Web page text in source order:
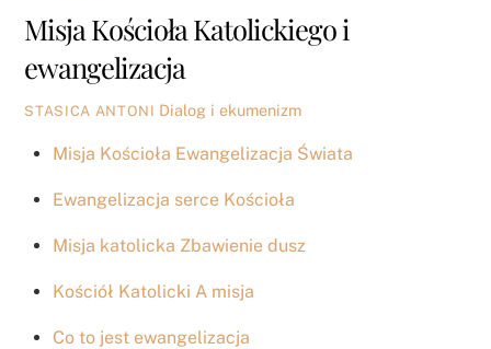
Misja Kościoła Katolickiego i
ewangelizacja
STASICA ANTONI Dialog i ekumenizm
Misja Kościoła Ewangelizacja Świata
Ewangelizacja serce Kościoła
Misja katolicka Zbawienie dusz
Kościół Katolicki A misja
Co to jest ewangelizacja